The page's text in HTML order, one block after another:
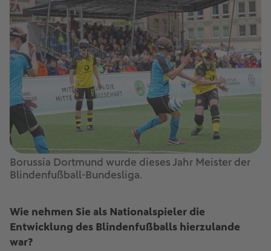
Borussia Dortmund wurde dieses Jahr Meister der
Blindenfußball-Bundesliga.
Wie nehmen Sie als Nationalspieler die
Entwicklung des Blindenfußballs hierzulande
war?